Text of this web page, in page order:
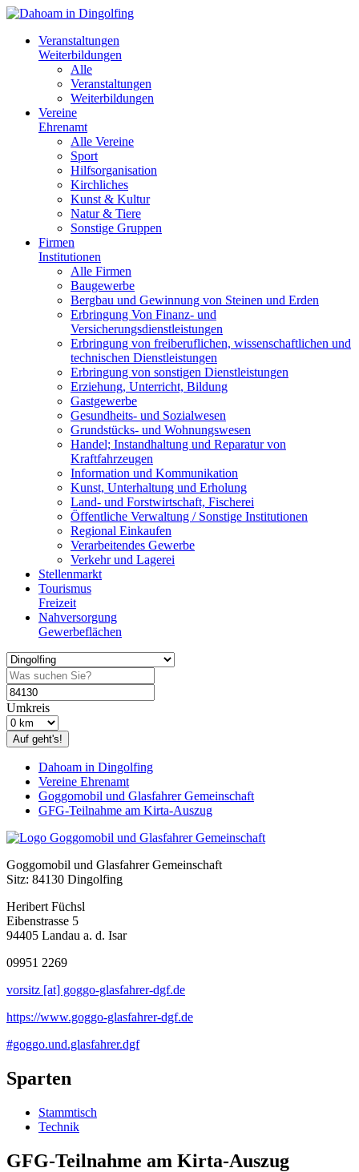
Veranstaltungen
Weiterbildungen
Alle
Veranstaltungen
Weiterbildungen
Vereine
Ehrenamt
Alle Vereine
Sport
Hilfsorganisation
Kirchliches
Kunst & Kultur
Natur & Tiere
Sonstige Gruppen
Firmen
Institutionen
Alle Firmen
Baugewerbe
Bergbau und Gewinnung von Steinen und Erden
Erbringung Von Finanz- und
Versicherungsdienstleistungen
Erbringung von freiberuflichen, wissenschaftlichen und
technischen Dienstleistungen
Erbringung von sonstigen Dienstleistungen
Erziehung, Unterricht, Bildung
Gastgewerbe
Gesundheits- und Sozialwesen
Grundstücks- und Wohnungswesen
Handel; Instandhaltung und Reparatur von
Kraftfahrzeugen
Information und Kommunikation
Kunst, Unterhaltung und Erholung
Land- und Forstwirtschaft, Fischerei
Öffentliche Verwaltung / Sonstige Institutionen
Regional Einkaufen
Verarbeitendes Gewerbe
Verkehr und Lagerei
Stellenmarkt
Tourismus
Freizeit
Nahversorgung
Gewerbeflächen
Umkreis
Auf geht's!
Dahoam in Dingolfing
Vereine Ehrenamt
Goggomobil und Glasfahrer Gemeinschaft
GFG-Teilnahme am Kirta-Auszug
Goggomobil und Glasfahrer Gemeinschaft
Sitz: 84130 Dingolfing
Heribert Füchsl
Eibenstrasse 5
94405 Landau a. d. Isar
09951 2269
vorsitz [at] goggo-glasfahrer-dgf.de
https://www.goggo-glasfahrer-dgf.de
#goggo.und.glasfahrer.dgf
Sparten
Stammtisch
Technik
GFG-Teilnahme am Kirta-Auszug